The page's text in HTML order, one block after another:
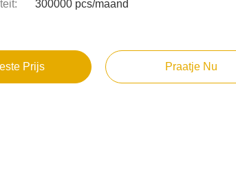
300000 pcs/maand
Prijs Praatje Nu